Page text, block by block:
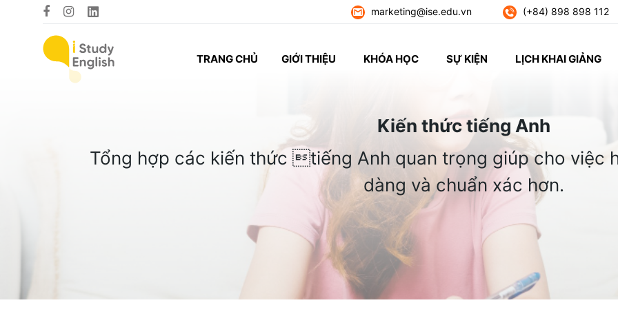
marketing@ise.edu.vn (+84) 898 898 112
TRANG CHỦ GIỚI THIỆU KHÓA HỌC SỰ KIỆN LỊCH KHAI GIẢNG
Kiến thức tiếng Anh
Tổng hợp các kiến thức tiếng Anh quan trọng giúp cho việc
dàng và chuẩn xác hơn.